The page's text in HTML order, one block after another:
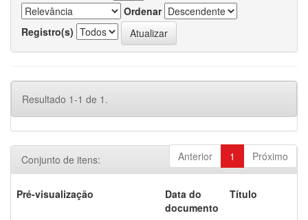
Ordenar
Registro(s)
Resultado 1-1 de 1.
Anterior 1 Próximo
Conjunto de itens:
Pré-visualização
Data do
documento
Título